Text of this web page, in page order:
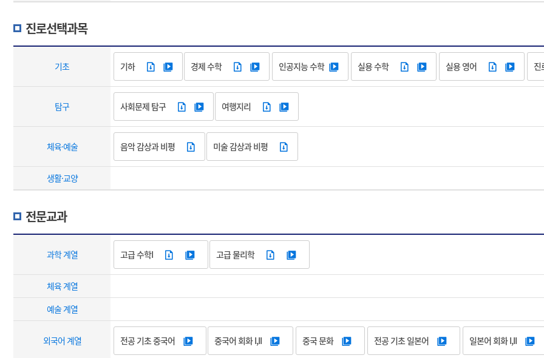
진로선택과목
기초 기하 경제 수학 인공지능 수학 실용 수학 실용 영어 진
탐구 사회문제 탐구 여행지리
체육·예술 음악 감상과 비평 미술 감상과 비평
생활·교양
전문교과
과학 계열 고급 수학I 고급 물리학
체육 계열
예술 계열
외국어 계열 전공 기초 중국어 중국어 회화 I,II 중국 문화 전공 기초 일본어 일본어 회화 I,II